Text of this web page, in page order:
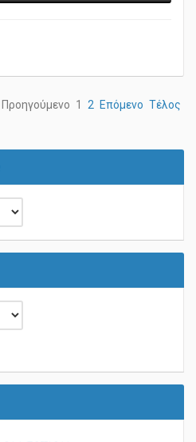
Προηγούμενο Επόμενο Τέλος